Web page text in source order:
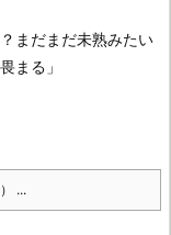
まだまだ未熟みたい
まる」
...